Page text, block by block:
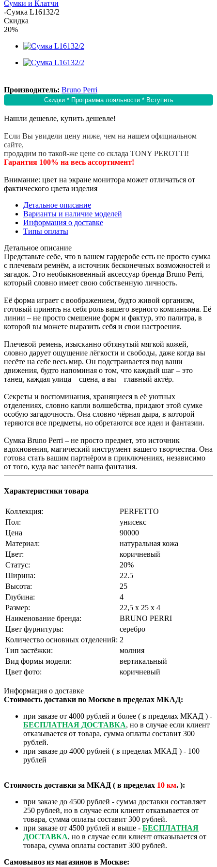
Сумки и Клатчи
-Сумка L16132/2
Скидка
20%
Производитель: Bruno Perri
Скидки * Программа лояльности * Вступить
Нашли дешевле, купить дешевле!
Если Вы увидели цену ниже, чем на нашем официальном
сайте,
продадим по такой-же цене со склада TONY PEROTTI!
Гарантия 100% на весь ассортимент!
Внимание: цвет на экране монитора может отличаться от
фактического цвета изделия
Детальное описание
Варианты и наличие моделей
Информация о доставке
Типы оплаты
Детальное описание
Представьте себе, что в вашем гардеробе есть не просто сумка
с плечевым ремнём, а источник бесконечных возможностей и
загадок. Это необыкновенный аксессуар бренда Bruno Perri,
который словно имеет свою собственную личность.
Её форма играет с воображением, будто живой организм,
готовый принять на себя роль вашего верного компаньона. Её
линии – не просто смешение форм и фактур, это палитра, в
которой вы можете выразить себя и свои настроения.
Плечевой ремень, изысканно обтянутый мягкой кожей,
словно дарует ощущение лёгкости и свободы, даже когда вы
несёте на себе весь мир. Он подстраивается под ваши
движения, будто напоминая о том, что каждый шаг – это
танец, каждая улица – сцена, а вы – главный актёр.
Секреты и воспоминания, хранящиеся в её уютных
отделениях, словно капли волшебства, придают этой сумке
особую загадочность. Она словно чёрная дыра, в которой
теряются все предметы, но обретаются все идеи и фантазии.
Сумка Bruno Perri – не просто предмет, это источник
вдохновения, магический инструмент вашего творчества. Она
готова стать вашим партнёром в приключениях, независимо
от того, куда вас занесёт ваша фантазия.
Характеристики товара
Коллекция:
PERFETTO
Пол:
унисекс
Цена
90000
Материал:
натуральная кожа
Цвет:
коричневый
Статус:
20%
Ширина:
22.5
Высота:
25
Глубина:
4
Размер:
22,5 x 25 x 4
Наименование бренда:
BRUNO PERRI
Цвет фурнитуры:
серебро
Количество основных отделений: 2
Тип застёжки:
молния
Вид формы модели:
вертикальный
Цвет фото:
коричневый
Информация о доставке
Стоимость доставки по Москве в пределах МКАД:
при заказе от 4000 рублей и более ( в пределах МКАД ) -
БЕСПЛАТНАЯ ДОСТАВКА, но в случае если клиент
отказывается от товара, сумма оплаты составит 300
рублей.
при заказе до 4000 рублей ( в пределах МКАД ) - 100
рублей
Стоимость доставки за МКАД ( в пределах 10 км. ):
при заказе до 4500 рублей - сумма доставки составляет
250 рублей, но в случае если клиент отказывается от
товара, сумма оплаты составит 300 рублей.
при заказе от 4500 рублей и выше - БЕСПЛАТНАЯ
ДОСТАВКА, но в случае если клиент отказывается от
товара, сумма оплаты составит 300 рублей.
Самовывоз из магазинов в Москве: